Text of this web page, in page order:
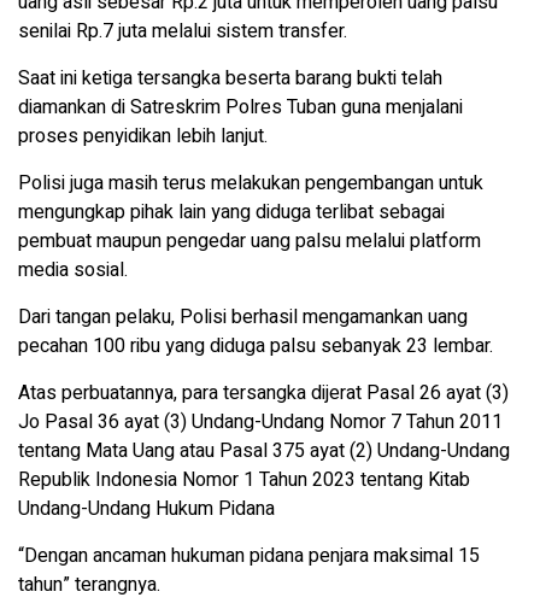
senilai Rp.7 juta melalui sistem transfer.
Saat ini ketiga tersangka beserta barang bukti telah
diamankan di Satreskrim Polres Tuban guna menjalani
proses penyidikan lebih lanjut.
Polisi juga masih terus melakukan pengembangan untuk
mengungkap pihak lain yang diduga terlibat sebagai
pembuat maupun pengedar uang palsu melalui platform
media sosial.
Dari tangan pelaku, Polisi berhasil mengamankan uang
pecahan 100 ribu yang diduga palsu sebanyak 23 lembar.
Atas perbuatannya, para tersangka dijerat Pasal 26 ayat (3)
Jo Pasal 36 ayat (3) Undang-Undang Nomor 7 Tahun 2011
tentang Mata Uang atau Pasal 375 ayat (2) Undang-Undang
Republik Indonesia Nomor 1 Tahun 2023 tentang Kitab
Undang-Undang Hukum Pidana
“Dengan ancaman hukuman pidana penjara maksimal 15
tahun” terangnya.